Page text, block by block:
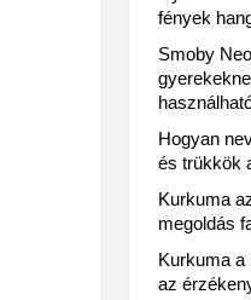
fények
Smoby
Hogyan
és trükkök
Kurkuma
megoldás
Kurkuma a
az